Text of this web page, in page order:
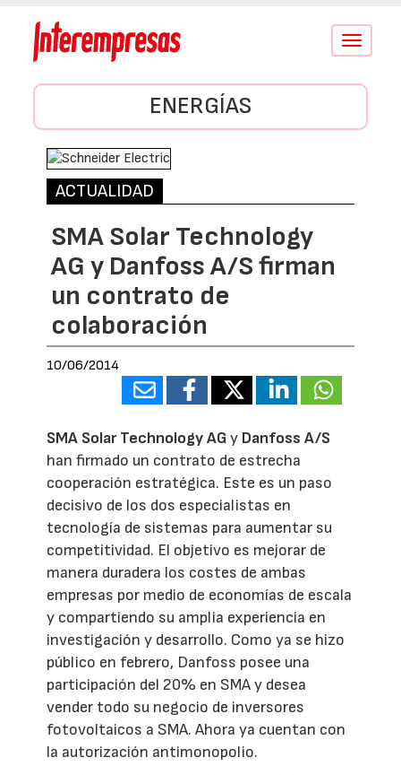
Conmutar
ENERGÍAS
ACTUALIDAD
SMA Solar Technology
AG y Danfoss A/S firman
un contrato de
colaboración
10/06/2014
SMA Solar Technology AGy Danfoss A/S
han firmado un contrato de estrecha
cooperación estratégica. Este es un paso
decisivo de los dos especialistas en
tecnología de sistemas para aumentar su
competitividad. El objetivo es mejorar de
manera duradera los costes de ambas
empresas por medio de economías de escala
y compartiendo su amplia experiencia en
investigación y desarrollo. Como ya se hizo
público en febrero, Danfoss posee una
participación del 20% en SMA y desea
vender todo su negocio de inversores
fotovoltaicos a SMA. Ahora ya cuentan con
la autorización antimonopolio.